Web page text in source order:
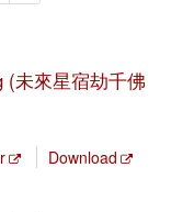
(未來星宿劫千佛
Download